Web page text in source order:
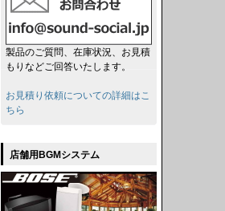
製品のご質問、在庫状況、お見積
もりなどご回答いたします。
お見積り依頼についての詳細はこ
ちら
店舗用BGMシステム